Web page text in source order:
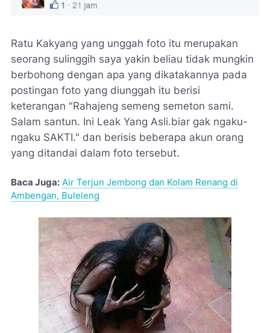
Ratu Kakyang yang unggah foto itu merupakan
seorang sulinggih saya yakin beliau tidak mungkin
berbohong dengan apa yang dikatakannya pada
postingan foto yang diunggah itu berisi
keterangan "Rahajeng semeng semeton sami.
Salam santun. Ini Leak Yang Asli.biar gak ngaku-
ngaku SAKTI." dan berisis beberapa akun orang
yang ditandai dalam foto tersebut.
Baca Juga: Air Terjun Jembong dan Kolam Renang di
Ambengan, Buleleng